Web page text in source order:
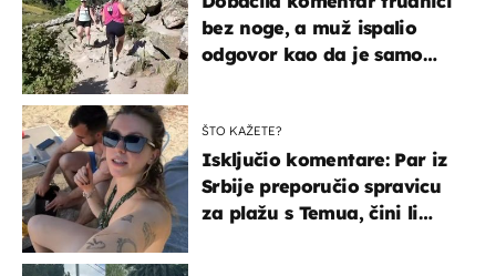
bez noge, a muž ispalio
odgovor kao da je samo
ŠTO KAŽETE?
Isključio komentare: Par iz
Srbije preporučio spravicu
za plažu s Temua, čini li